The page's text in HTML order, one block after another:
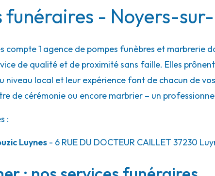
funéraires - Noyers-
compte 1 agence de pompes funèbres et marbrerie
de qualité et de proximité sans faille. Elles
niveau local et leur expérience font de chacun de
de cérémonie ou encore marbrier – un
:
Luynes - 6 RUE DU DOCTEUR CAILLET 37230